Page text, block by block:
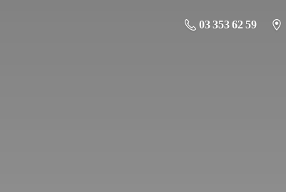
03 353 62 59